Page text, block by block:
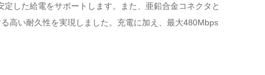
した給電をサポートします。また、亜鉛合金コネクタと
高い耐久性を実現しました。充電に加え、最大480Mbps